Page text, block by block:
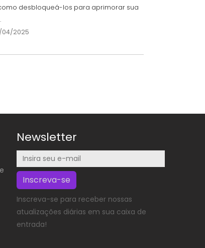
desbloqueá-los para aprimorar sua
04/2025
Newsletter
Inscreva-se
Inscreva-se para receber nossas
atualizações diárias em sua caixa de
entrada!